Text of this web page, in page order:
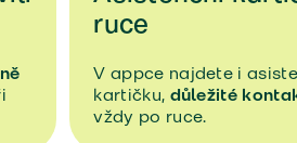
ruce
V appce najdete i
kartičku, důležité
vždy po ruce.